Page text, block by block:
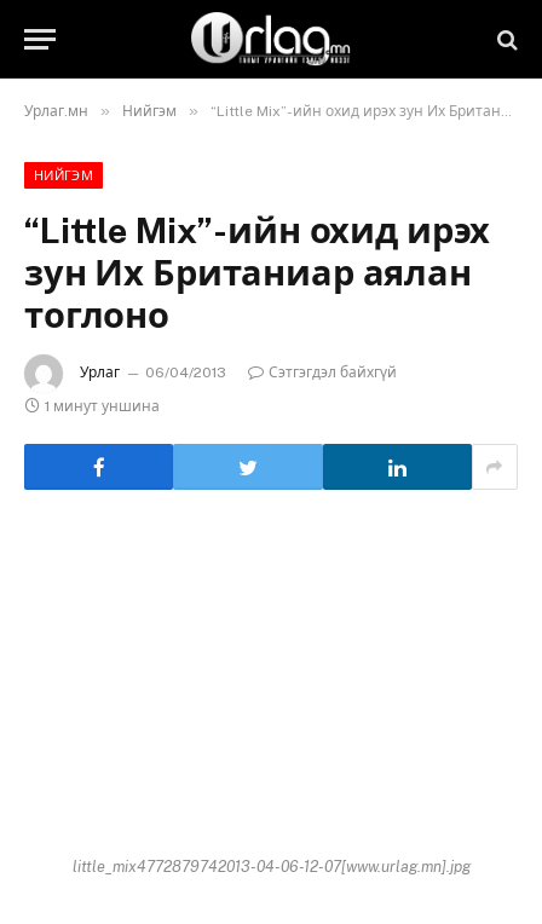
Урлаг.мн » Нийгэм » “Little Mix”-ийн охид ирэх зун Их Британиар аялан тоглоно
НИЙГЭМ
“Little Mix”-ийн охид ирэх
зун Их Британиар аялан
тоглоно
Урлаг 06/04/2013
Сэтгэгдэл байхгүй
1 минут уншина
little_mix4772879742013-04-06-12-07[www.urlag.mn].jpg